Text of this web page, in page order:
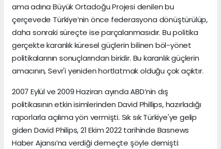
ama adına Büyük Ortadoğu Projesi denilen bu
çerçevede Türkiye’nin önce federasyona dönüştürülüp,
daha sonraki süreçte ise parçalanmasıdır. Bu politika
gerçekte karanlık küresel güçlerin bilinen böl-yönet
politikalarının sonuçlarından biridir. Bu karanlık güçlerin
amacının, Sevr'i yeniden hortlatmak olduğu çok açıktır.
2007 Eylül ve 2009 Haziran ayında ABD’nin dış
politikasının etkin isimlerinden David Phillips, hazırladığı
raporlarla açılıma yön vermişti. Sık sık Türkiye'ye gelip
giden David Philips, 21 Ekim 2022 tarihinde Basnews
Haber Ajansı’na verdiği demeçte şöyle demişti: